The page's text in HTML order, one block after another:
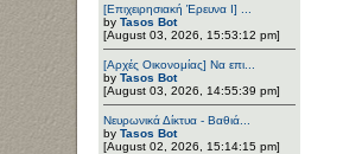
[Επιχειρησιακή Έρευνα Ι] ...
by Tasos Bot
[August 03, 2026, 15:53:12 pm]
[Αρχές Οικονομίας] Να επι...
by Tasos Bot
[August 03, 2026, 14:55:39 pm]
Νευρωνικά Δίκτυα - Βαθιά...
by Tasos Bot
[August 02, 2026, 15:14:15 pm]